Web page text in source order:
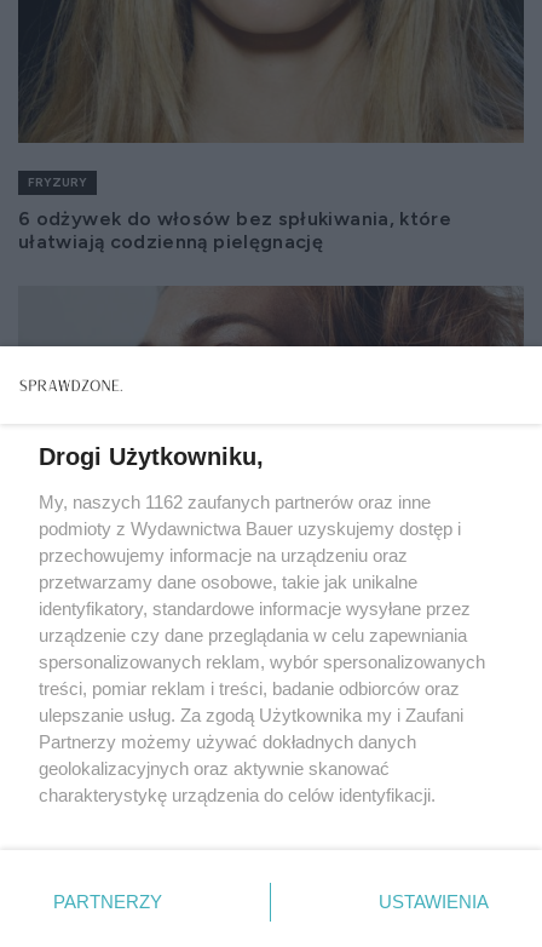
FRYZURY
6 odżywek do włosów bez spłukiwania, które
ułatwiają codzienną pielęgnację
FRYZURY
6 eliksirów na końcówki włosów. Chronią przed
rozdwajaniem i dodają blasku
KONTAKT REKLAMA
Drogi Użytkowniku,
My, naszych 1162 zaufanych partnerów oraz inne
podmioty z Wydawnictwa Bauer uzyskujemy dostęp i
przechowujemy informacje na urządzeniu oraz
przetwarzamy dane osobowe, takie jak unikalne
identyfikatory, standardowe informacje wysyłane przez
urządzenie czy dane przeglądania w celu zapewniania
spersonalizowanych reklam, wybór spersonalizowanych
treści, pomiar reklam i treści, badanie odbiorców oraz
ulepszanie usług. Za zgodą Użytkownika my i Zaufani
Partnerzy możemy używać dokładnych danych
geolokalizacyjnych oraz aktywnie skanować
charakterystykę urządzenia do celów identyfikacji.
zmienić/wycofać klikając przycisk ustawień prywatności
znajdujący się w lewym dolnym rogu strony
PARTNERZY USTAWIENIA